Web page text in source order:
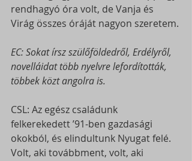
rendhagyó óra volt, de Vanja és
Virág összes óráját nagyon szeretem.
EC: Sokat írsz szülőföldedről, Erdélyről,
novelláidat több nyelvre lefordították,
többek közt angolra is.
CSL: Az egész családunk
felkerekedett ’91-ben gazdasági
okokból, és elindultunk Nyugat felé.
Volt, aki továbbment, volt, aki